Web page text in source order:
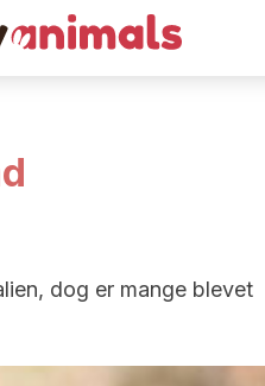
dog er mange blevet